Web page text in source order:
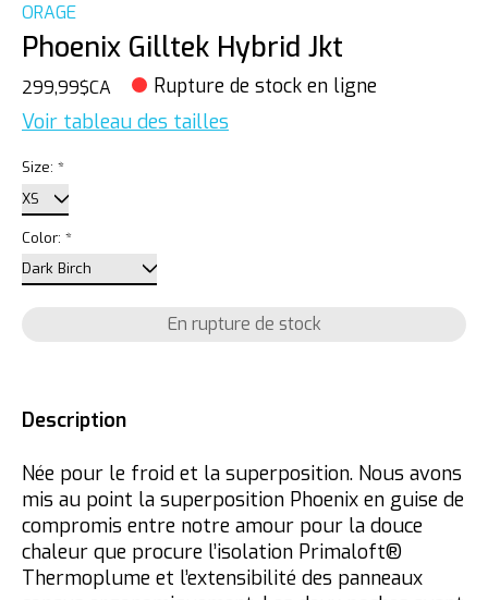
ORAGE
Phoenix Gilltek Hybrid Jkt
299,99$CA Rupture de stock en ligne
Voir tableau des tailles
Size: *
Color: *
En rupture de stock
Description
Née pour le froid et la superposition. Nous avons
mis au point la superposition Phoenix en guise de
compromis entre notre amour pour la douce
chaleur que procure l’isolation Primaloft®
Thermoplume et l’extensibilité des panneaux